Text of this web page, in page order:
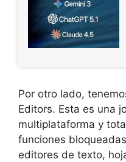
Por otro lado,
Editors. Esta es una
multiplataforma y
funciones
editores de texto,